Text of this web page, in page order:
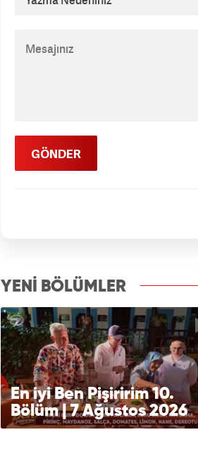
GÖNDER
YENİ BÖLÜMLER
En iyi Ben Pişiririm 10.
Bölüm | 7 Ağustos 2026